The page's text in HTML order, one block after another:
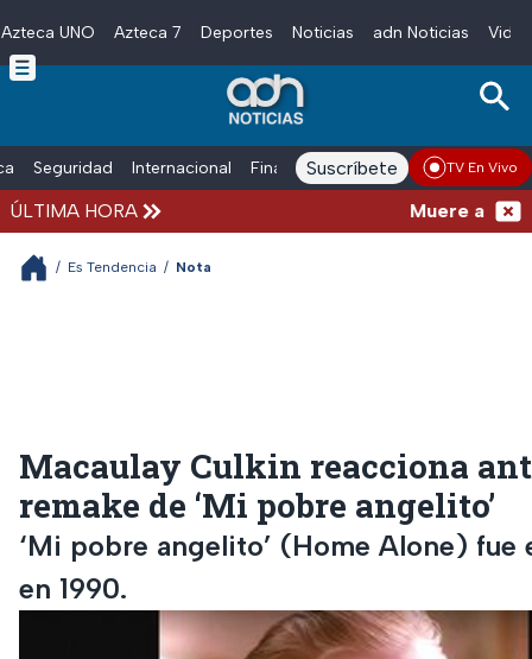
Skip to main content
Azteca UNO Azteca 7 Deportes Noticias adn Noticias
Seguridad Internacional Finanzas adn Noticias Radio
Suscríbete TV En Vivo
ÚLTIMA HORA Muere a los
/ Es Tendencia / Nota
Macaulay Culkin reacciona
remake de ‘Mi pobre angelito’
‘Mi pobre angelito’ (Home Alone) fue
en 1990.